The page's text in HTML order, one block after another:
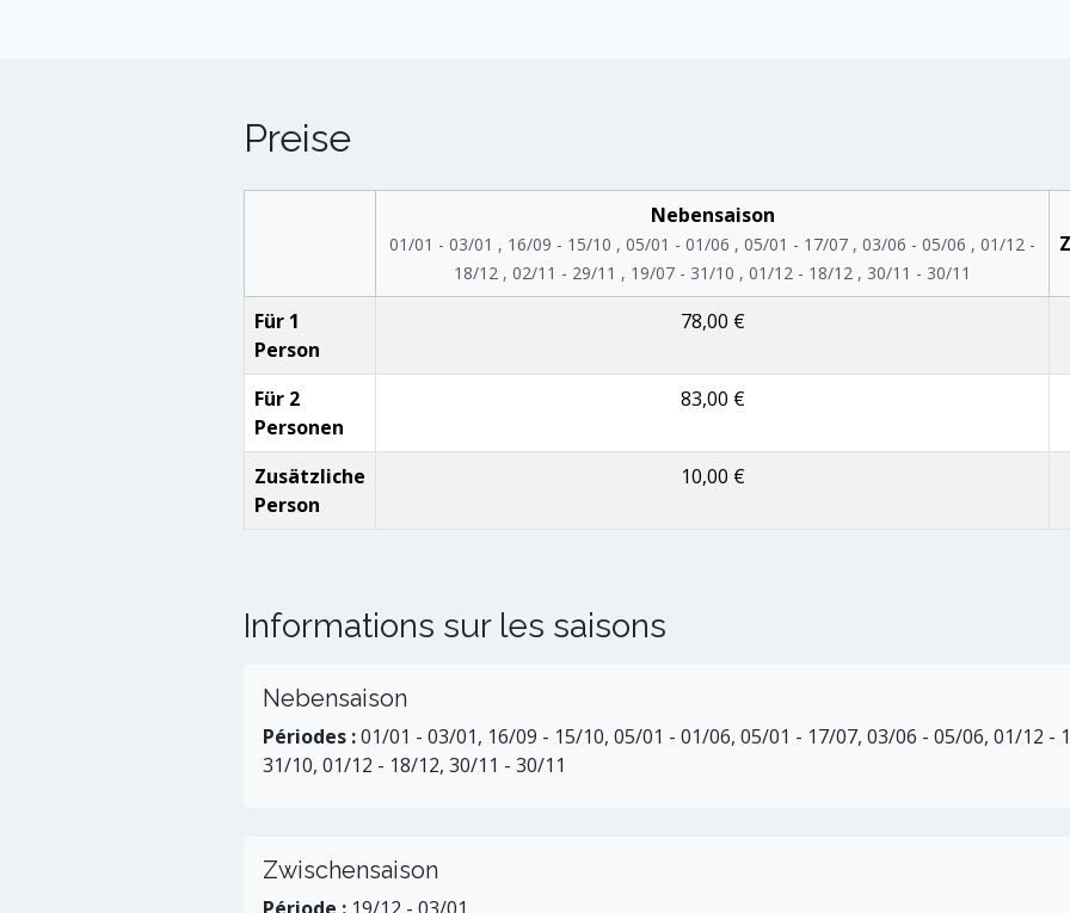
Preise
Nebensaison
01/01 - 03/01 , 16/09 - 15/10 , 05/01 - 01/06 , 05/01 - 17/07 , 03/06 - 05/06 , 01/12 -
18/12 , 02/11 - 29/11 , 19/07 - 31/10 , 01/12 - 18/12 , 30/11 - 30/11
Für 1
Person
78,00 €
Für 2
Personen
83,00 €
Zusätzliche
Person
10,00 €
Informations sur les saisons
Nebensaison
Périodes :01/01 - 03/01, 16/09 - 15/10, 05/01 - 01/06, 05/01 - 17/07, 03/06 - 05/06, 01/12 -
31/10, 01/12 - 18/12, 30/11 - 30/11
Zwischensaison